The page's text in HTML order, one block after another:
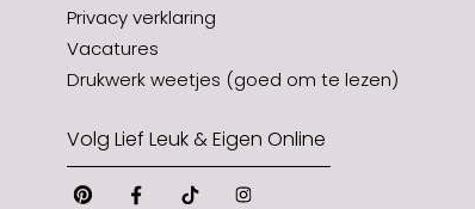
Privacy verklaring
Vacatures
Drukwerk weetjes (goed om te lezen)
Volg Lief Leuk & Eigen Online
PinterestFacebook
Tiktok